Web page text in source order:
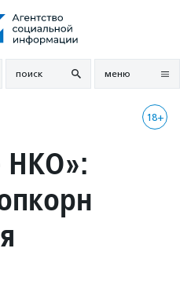
поиск меню
18+
НКО»: